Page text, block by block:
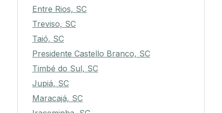
Entre Rios, SC
Treviso, SC
Taió, SC
Presidente Castello Branco, SC
Timbé do Sul, SC
Jupiá, SC
Maracajá, SC